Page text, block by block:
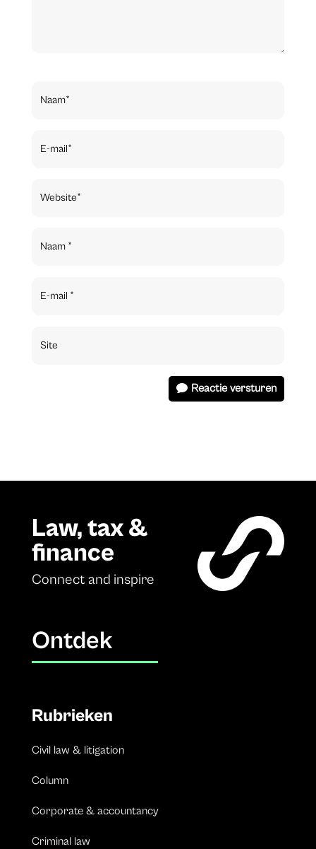
Reactie versturen
Law, tax &
finance
Connect and inspire
Ontdek
Rubrieken
Civil law & litigation
Column
Corporate & accountancy
Criminal law